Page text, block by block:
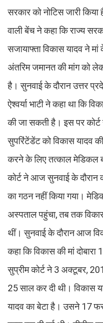
सरकार को नोटिस जारी
वाली बेंच ने कहा कि राज्य
सजायाफ्ता विकास यादव ने
अंतरिम जमानत की मांग को
है। सुनवाई के दौरान उत्तर
ऐश्वर्या भाटी ने कहा था कि
की जा सकती है। इस पर
सुपरिंटेंडेंट को विकास यादव
करने के लिए तत्काल मेडिकल
कोर्ट ने आज सुनवाई के दौरान
का गठन नहीं किया गया।
अस्पताल पहुंचा, तब तक
थीं। सुनवाई के दौरान आज
कहा कि विकास की मां
सुप्रीम कोर्ट ने 3 अक्टूबर,
25 साल कर दी थी। विकास
यादव का बेटा है। उसने 17